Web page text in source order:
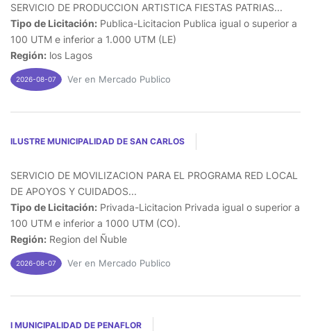
SERVICIO DE PRODUCCION ARTISTICA FIESTAS PATRIAS...
Tipo de Licitación: Publica-Licitacion Publica igual o superior a
100 UTM e inferior a 1.000 UTM (LE)
Región: los Lagos
2026-08-07 Ver en Mercado Publico
ILUSTRE MUNICIPALIDAD DE SAN CARLOS
SERVICIO DE MOVILIZACION PARA EL PROGRAMA RED LOCAL
DE APOYOS Y CUIDADOS...
Tipo de Licitación: Privada-Licitacion Privada igual o superior a
100 UTM e inferior a 1000 UTM (CO).
Región: Region del Ñuble
2026-08-07 Ver en Mercado Publico
I MUNICIPALIDAD DE PENAFLOR